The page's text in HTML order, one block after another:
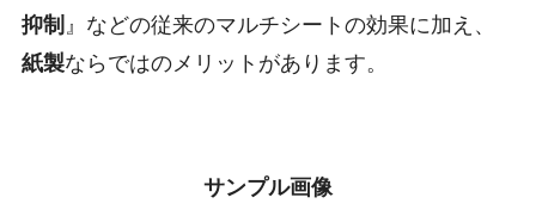
抑制 』などの従来のマルチシートの効果に加え、
紙製ならではのメリットがあります。
サンプル画像